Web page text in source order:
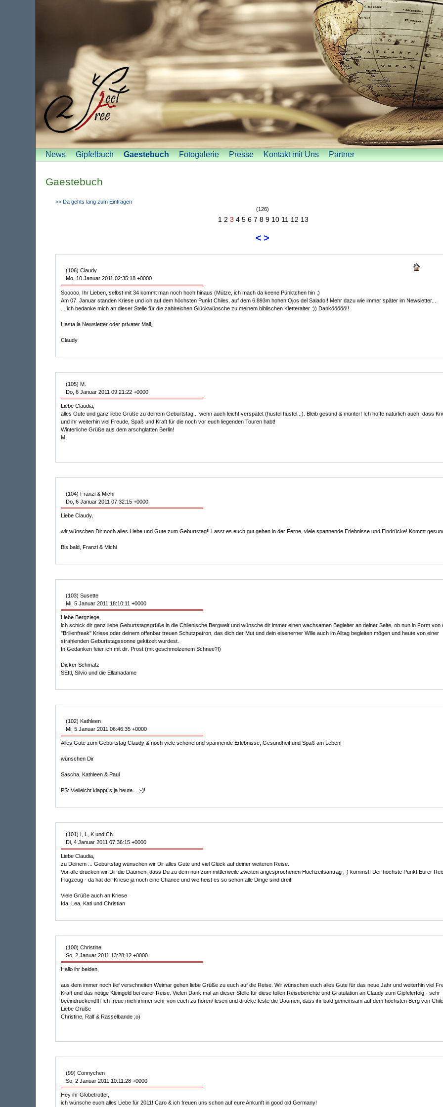
News Gipfelbuch Gaestebuch Fotogalerie Presse Kontakt mit Uns Partner
Gaestebuch
>> Da gehts lang zum Eintragen
(126)
1 2 3 4 5 6 7 8 9 10 11 12 13
< >
(106) Claudy
Mo, 10 Januar 2011 02:35:18 +0000
Sooooo, Ihr Lieben, selbst mit 34 kommt man noch hoch hinaus (Mütze, ich mach da keene Pünktchen hin ;)
Am 07. Januar standen Kriese und ich auf dem höchsten Punkt Chiles, auf dem 6.893m hohen Ojos del Salado!! Mehr dazu wie immer später im Newsletter...
... ich bedanke mich an dieser Stelle für die zahlreichen Glückwünsche zu meinem biblischen Kletteralter :)) Dankööööö!!
Hasta la Newsletter oder privater Mail,
Claudy
(105) M.
Do, 6 Januar 2011 09:21:22 +0000
Liebe Claudia,
alles Gute und ganz liebe Grüße zu deinem Geburtstag... wenn auch leicht verspätet (hüstel hüstel...). Bleib gesund & munter! Ich hoffe natürlich auch, dass
und ihr weiterhin viel Freude, Spaß und Kraft für die noch vor euch liegenden Touren habt!
Winterliche Grüße aus dem arschglatten Berlin!
M.
(104) Franzi & Michi
Do, 6 Januar 2011 07:32:15 +0000
Liebe Claudy,
wir wünschen Dir noch alles Liebe und Gute zum Geburtstag!! Lasst es euch gut gehen in der Ferne, viele spannende Erlebnisse und Eindrücke! Kommt
Bis bald, Franzi & Michi
(103) Susette
Mi, 5 Januar 2011 18:10:11 +0000
Liebe Bergziege,
ich schick dir ganz liebe Geburtstagsgrüße in die Chilenische Bergwelt und wünsche dir immer einen wachsamen Begleiter an deiner Seite, ob nun in Form von
"Brillenfreak" Kriese oder deinem offenbar treuen Schutzpatron, das dich der Mut und dein eisenerner Wille auch im Alltag begleiten mögen und heute von einer
strahlenden Geburtstagssonne gekitzelt wurdest.
In Gedanken feier ich mit dir. Prost (mit geschmolzenem Schnee?!)
Dicker Schmatz
SEttl, Silvio und die Ellamadame
(102) Kathleen
Mi, 5 Januar 2011 06:46:35 +0000
Alles Gute zum Geburtstag Claudy & noch viele schöne und spannende Erlebnisse, Gesundheit und Spaß am Leben!
wünschen Dir
Sascha, Kathleen & Paul
PS: Vielleicht klappt´s ja heute... ;-)!
(101) I, L, K und Ch.
Di, 4 Januar 2011 07:36:15 +0000
Liebe Claudia,
zu Deinem ... Geburtstag wünschen wir Dir alles Gute und viel Glück auf deiner weiteren Reise.
Vor alle drücken wir Dir die Daumen, dass Du zu dem nun zum mittlerweile zweiten angesprochenen Hochzeitsantrag ;-) kommst! Der höchste Punkt Eurer
Flugzeug - da hat der Kriese ja noch eine Chance und wie heist es so schön alle Dinge sind drei!!
Viele Grüße auch an Kriese
Ida, Lea, Kati und Christian
(100) Christine
So, 2 Januar 2011 13:28:12 +0000
Hallo ihr beiden,
aus dem immer noch tief verschneiten Weimar gehen liebe Grüße zu euch auf die Reise. Wir wünschen euch alles Gute für das neue Jahr und weiterhin viel
Kraft und das nötige Kleingeld bei eurer Reise. Vielen Dank mal an dieser Stelle für diese tollen Reiseberichte und Gratulation an Claudy zum Gipfelerfolg - sehr
beeindruckend!!! Ich freue mich immer sehr von euch zu hören/ lesen und drücke feste die Daumen, dass ihr bald gemeinsam auf dem höchsten Berg von
Liebe Grüße
Christine, Ralf & Rasselbande ;o)
(99) Connychen
So, 2 Januar 2011 10:11:28 +0000
Hey ihr Globetrotter,
ich wünsche euch alles Liebe für 2011! Caro & ich freuen uns schon auf eure Ankunft in good old Germany!